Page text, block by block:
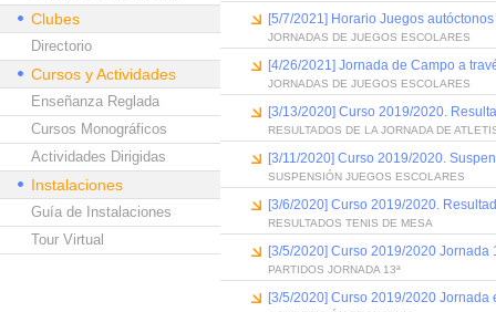
Clubes
Directorio
Cursos y Actividades
Enseñanza Reglada
Cursos Monográficos
Actividades Dirigidas
Instalaciones
Guía de Instalaciones
Tour Virtual
[5/7/2021] Horario Juegos autóctonos
JORNADAS DE JUEGOS ESCOLARES
[4/26/2021] Jornada de Campo a
JORNADAS DE JUEGOS ESCOLARES
[3/13/2020] Curso 2019/2020.
RESULTADOS DE LA JORNADA DE
[3/11/2020] Curso 2019/2020.
SUSPENSIÓN JUEGOS ESCOLARES
[3/6/2020] Curso 2019/2020.
RESULTADOS TENIS DE MESA
[3/5/2020] Curso 2019/2020
PARTIDOS JORNADA 13ª
[3/5/2020] Curso 2019/2020